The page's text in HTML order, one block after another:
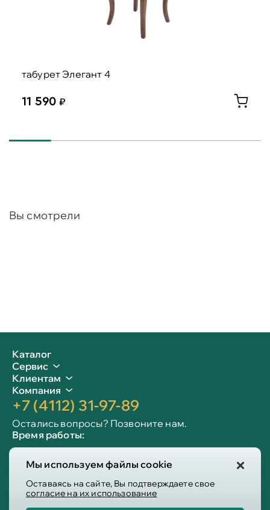
Мы используем файлы cookie
Оставаясь на сайте, Вы подтверждаете свое
согласие на их использование
табурет Элегант 4
11 590
Вы смотрели
Каталог
Сервис
Клиентам
Компания
+7 (4112) 31-97-89
Остались вопросы? Позвоните нам.
Время работы:
Сб-вс: 10:00 - 19:00
Info@victoria-mebel.ru